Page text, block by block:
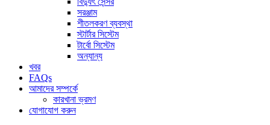
সরঞ্জাম
শীতলকরণ ব্যবস্থা
স্টার্টার সিস্টেম
টার্বো সিস্টেম
অন্যান্য
খবর
FAQs
আমাদের সম্পর্কে
কারখানা ভ্রমণ
যোগাযোগ করুন